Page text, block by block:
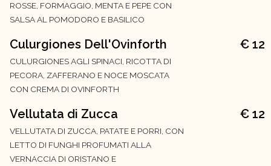
ROSSE, FORMAGGIO, MENTA E PEPE CON
SALSA AL POMODORO E BASILICO
Culurgiones Dell'Ovinforth
CULURGIONES AGLI SPINACI, RICOTTA DI
PECORA, ZAFFERANO E NOCE MOSCATA
CON CREMA DI OVINFORTH
€ 12
Vellutata di Zucca
VELLUTATA DI ZUCCA, PATATE E PORRI, CON
LETTO DI FUNGHI PROFUMATI ALLA
VERNACCIA DI ORISTANO E
€ 12